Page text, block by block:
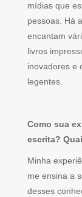
mídias que
pessoas. Há
encantam
livros
inovadores e
legentes.
Como sua
escrita?
Minha
me ensina a
desses